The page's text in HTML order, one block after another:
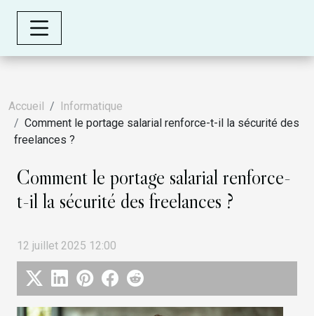
Accueil
Informatique
Comment le portage salarial renforce-t-il la sécurité des
freelances ?
Comment le portage salarial renforce-
t-il la sécurité des freelances ?
12 juillet 2025 12:00